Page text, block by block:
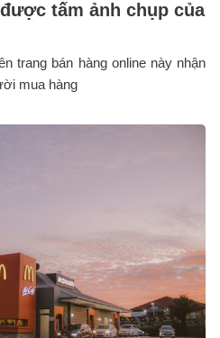
tấm ảnh chụp của
trang bán hàng online này nhận
mua hàng